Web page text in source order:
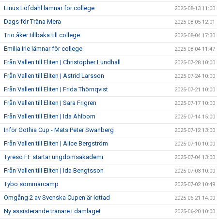
Linus Löfdahl lämnar för college 2025-08-13 11:00
Dags för Träna Mera 2025-08-05 12:01
Trio åker tillbaka till college 2025-08-04 17:30
Emilia Irle lämnar för college 2025-08-04 11:47
Från Vallen till Eliten | Christopher Lundhall 2025-07-28 10:00
Från Vallen till Eliten | Astrid Larsson 2025-07-24 10:00
Från Vallen till Eliten | Frida Thörnqvist 2025-07-21 10:00
Från Vallen till Eliten | Sara Frigren 2025-07-17 10:00
Från Vallen till Eliten | Ida Ahlbom 2025-07-14 15:00
Inför Gothia Cup - Mats Peter Swanberg 2025-07-12 13:00
Från Vallen till Eliten | Alice Bergström 2025-07-10 10:00
Tyresö FF startar ungdomsakademi 2025-07-04 13:00
Från Vallen till Eliten | Ida Bengtsson 2025-07-03 10:00
Tybo sommarcamp 2025-07-02 10:49
Omgång 2 av Svenska Cupen är lottad 2025-06-21 14:00
Ny assisterande tränare i damlaget 2025-06-20 10:00